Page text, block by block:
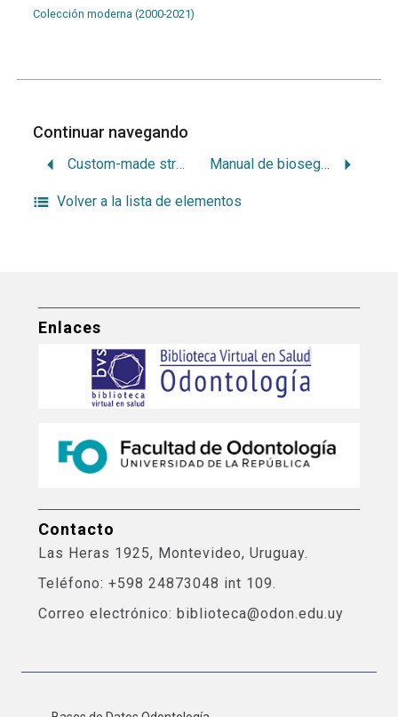
Colección moderna (2000-2021)
Continuar navegando
Custom-made stright wire. Las 12 claves de la técnica Manual de bioseguridad en odontología
Volver a la lista de elementos
Enlaces
Contacto
Las Heras 1925, Montevideo, Uruguay.
Teléfono: +598 24873048 int 109.
Correo electrónico: biblioteca@odon.edu.uy